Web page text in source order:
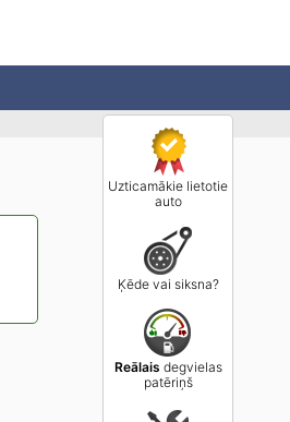
Uzticamākie lietotie
auto
Ķēde vai siksna?
Reālais degvielas
patēriņš